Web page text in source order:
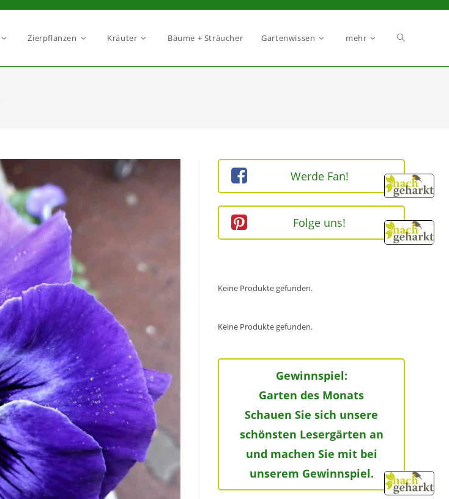
Zierpflanzen Kräuter Bäume + Sträucher Gartenwissen mehr
Werde Fan!
Folge uns!
Keine Produkte gefunden.
Keine Produkte gefunden.
Gewinnspiel:
Garten des Monats
Schauen Sie sich unsere
schönsten Lesergärten an
und machen Sie mit bei
unserem Gewinnspiel.